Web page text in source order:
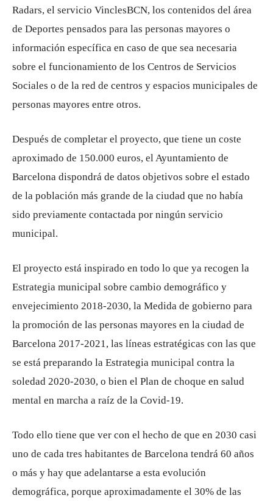
Radars, el servicio VinclesBCN, los contenidos del área
de Deportes pensados ​​para las personas mayores o
información específica en caso de que sea necesaria
sobre el funcionamiento de los Centros de Servicios
Sociales o de la red de centros y espacios municipales de
personas mayores entre otros.
Después de completar el proyecto, que tiene un coste
aproximado de 150.000 euros, el Ayuntamiento de
Barcelona dispondrá de datos objetivos sobre el estado
de la población más grande de la ciudad que no había
sido previamente contactada por ningún servicio
municipal.
El proyecto está inspirado en todo lo que ya recogen la
Estrategia municipal sobre cambio demográfico y
envejecimiento 2018-2030, la Medida de gobierno para
la promoción de las personas mayores en la ciudad de
Barcelona 2017-2021, las líneas estratégicas con las que
se está preparando la Estrategia municipal contra la
soledad 2020-2030, o bien el Plan de choque en salud
mental en marcha a raíz de la Covid-19.
Todo ello tiene que ver con el hecho de que en 2030 casi
uno de cada tres habitantes de Barcelona tendrá 60 años
o más y hay que adelantarse a esta evolución
demográfica, porque aproximadamente el 30% de las